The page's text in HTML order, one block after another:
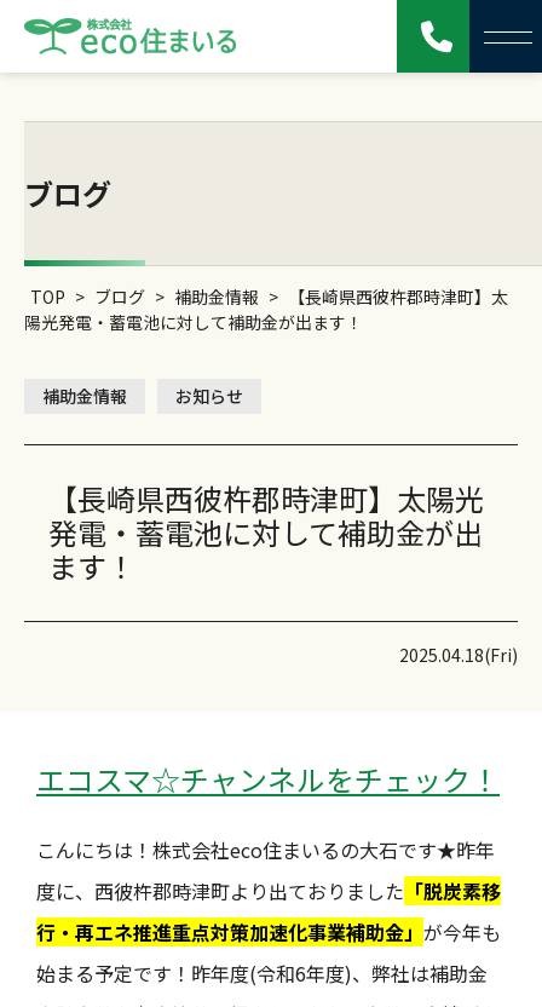
ブログ
TOP > ブログ > 補助金情報 >
【長崎県西彼杵郡時津町】太
陽光発電・蓄電池に対して補助金が出ます！
補助金情報 お知らせ
【長崎県西彼杵郡時津町】太陽光
発電・蓄電池に対して補助金が出
ます！
2025.04.18(Fri)
エコスマ☆チャンネルをチェック！
こんにちは！株式会社eco住まいるの大石です★昨年
度に、西彼杵郡時津町より出ておりました 「脱炭素移
行・再エネ推進重点対策加速化事業補助金」 が今年も
始まる予定です！昨年度(令和6年度)、弊社は補助金